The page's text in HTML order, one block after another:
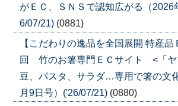
がＥＣ、ＳＮＳで認知広がる（2026
6/07/21) (0881)
【こだわりの逸品を全国展開 特産品
回 竹のお箸専門ＥＣサイト <「
豆、パスタ、サラダ…専用で箸の文
月9日号）('26/07/21) (0880)